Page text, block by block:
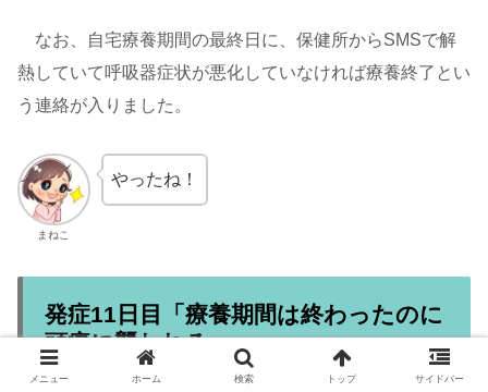
なお、自宅療養期間の最終日に、保健所からSMSで解
熱していて呼吸器症状が悪化していなければ療養終了とい
う連絡が入りました。
まねこ
やったね！
発症11日目「療養期間は終わったのに
頭痛に襲われる。」
メニュー ホーム 検索 トップ サイドバー